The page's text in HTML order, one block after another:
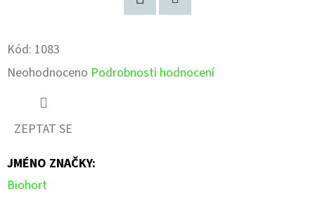
Kód: 1083
Průměrné
hodnocení
0,0
z
Neohodnoceno Podrobnosti hodnocení
ZEPTAT SE
JMÉNO ZNAČKY:
Biohort